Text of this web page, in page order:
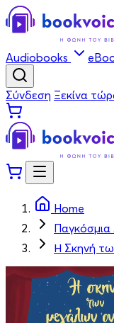
Audiobooks
Σύνδεση Ξεκίνα
Home
Παγκόσμια
Η Σκηνή